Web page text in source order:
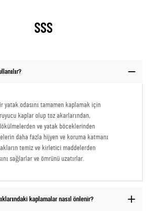
SSS
yatak odasını tamamen kaplamak için
kaplar olup toz akarlarından,
ve yatak böceklerinden
daha fazla hijyen ve koruma katmanı
temiz ve kirletici maddelerden
sağlarlar ve ömrünü uzatırlar.
kaplamalar nasıl önlenir?